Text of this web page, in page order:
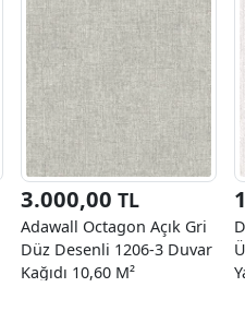
3.000,00 TL
Adawall Octagon Açık Gri
Düz Desenli 1206-3 Duvar
Kağıdı 10,60 M²